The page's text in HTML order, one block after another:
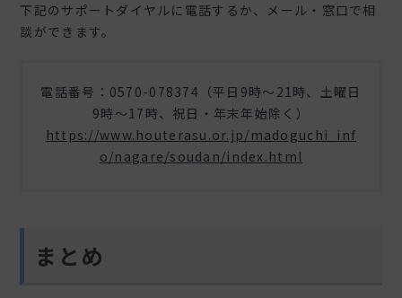
下記のサポートダイヤルに電話するか、メール・窓口で相
談ができます。
電話番号：0570-078374（平日9時～21時、土曜日
9時～17時、祝日・年末年始除く）
https://www.houterasu.or.jp/madoguchi_inf
o/nagare/soudan/index.html
まとめ